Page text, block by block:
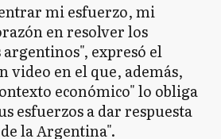
mi esfuerzo, mi
en resolver los
expresó el
video en el que, además,
económico" lo obliga
esfuerzos a dar respuesta
la Argentina".